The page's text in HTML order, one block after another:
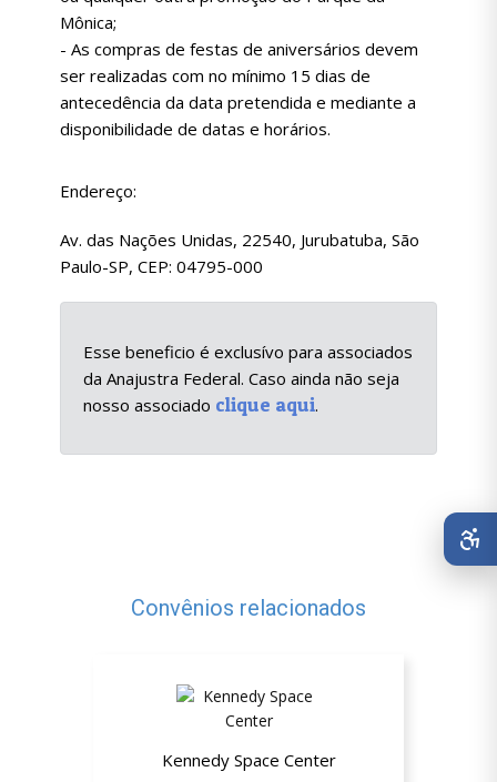
Mônica;
- As compras de festas de aniversários devem
ser realizadas com no mínimo 15 dias de
antecedência da data pretendida e mediante a
disponibilidade de datas e horários.
Endereço:
Av. das Nações Unidas, 22540, Jurubatuba, São
Paulo-SP, CEP: 04795-000
Esse beneficio é exclusívo para associados
da Anajustra Federal. Caso ainda não seja
nosso associado clique aqui.
Convênios relacionados
Kennedy Space Center